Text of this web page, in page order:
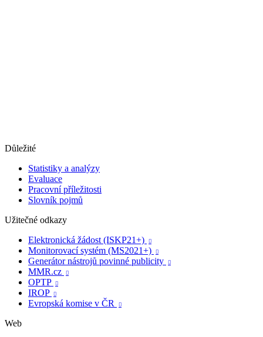
Důležité
Statistiky a analýzy
Evaluace
Pracovní příležitosti
Slovník pojmů
Užitečné odkazy
Elektronická žádost (ISKP21+)

Monitorovací systém (MS2021+) 
Generátor nástrojů povinné publicity 
MMR.cz 
OPTP 
IROP 
Evropská komise v ČR 
Web